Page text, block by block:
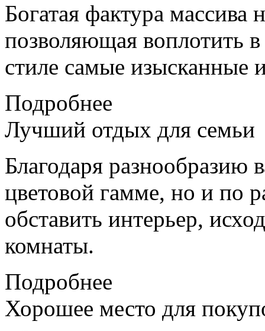
Богатая фактура массива
позволяющая воплотить
стиле самые изысканные
Подробнее
Лучший отдых для семьи
Благодаря разнообразию
цветовой гамме, но и по
обставить интерьер,
комнаты.
Подробнее
Хорошее место для